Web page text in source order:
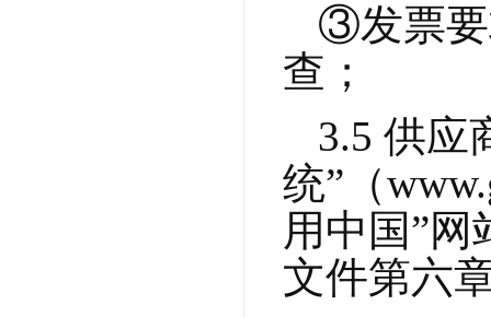
③发票要
查；
3.5 供应
统”（
用中国”网
文件第六